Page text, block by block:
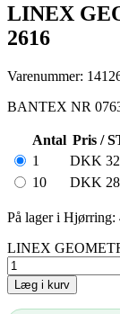
LINEX
2616
Varenummer:
BANTEX NR
Antal Pris /
1
DKK
10
DKK
På lager i Hjørring:
LINEX
Læg i kurv